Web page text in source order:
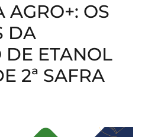
AGRO+: OS
DA
DE ETANOL
2ª SAFRA